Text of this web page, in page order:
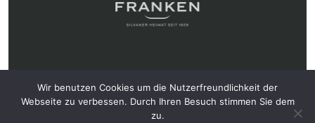
Iphofen • Tel.: 09323 87330 •info@wirsching.de
Wir benutzen Cookies um die Nutzerfreundlichkeit der
Webseite zu verbessen. Durch Ihren Besuch stimmen Sie dem
zu.